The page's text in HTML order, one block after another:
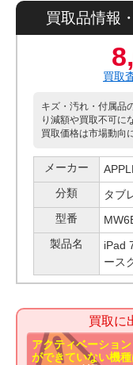
買取品情報
買取
キズ・汚れ・付属品
り減額や買取不可に
買取価格は市場動向
メーカー
分類
タブ
型番
製品名
iPad
ース
買取に
アクティベーショ
ができていない機